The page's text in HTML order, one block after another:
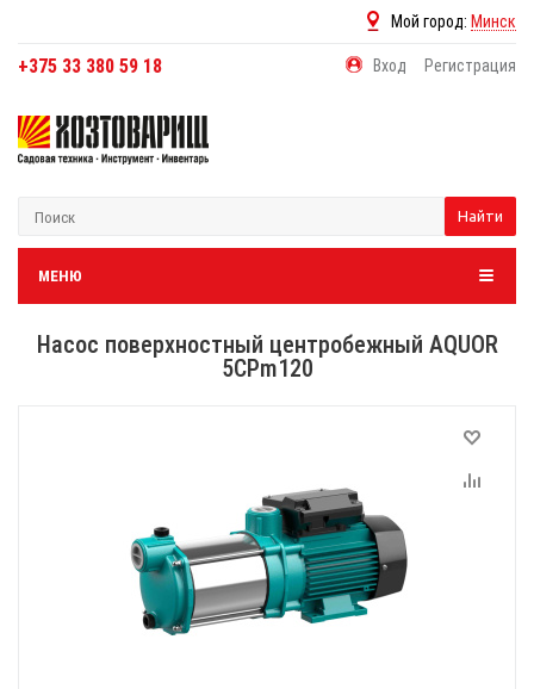
Мой город: Минск
+375 33 380 59 18 Вход Регистрация
Найти
МЕНЮ
Насос поверхностный центробежный AQUOR
5CPm120